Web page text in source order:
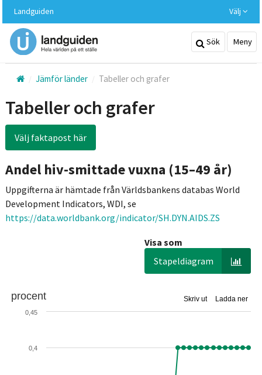
huvudinnehållet
Landguiden Välj
Sök Meny
Jämför länder Tabeller och grafer
Tabeller och grafer
Välj faktapost här
Andel hiv-smittade vuxna (15–49 år)
Uppgifterna är hämtade från Världsbankens databas World
Development Indicators, WDI, se
https://data.worldbank.org/indicator/SH.DYN.AIDS.ZS
Visa som
Stapeldiagram
Ladda ner
Skriv ut
procent
0,4
0,45